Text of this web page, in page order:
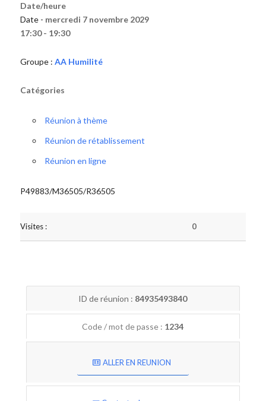
Date/heure
Date - mercredi 7 novembre 2029
17:30 - 19:30
Groupe : AA Humilité
Catégories
Réunion à thème
Réunion de rétablissement
Réunion en ligne
P49883/M36505/R36505
Visites : 0
ID de réunion : 84935493840
Code / mot de passe : 1234
ALLER EN REUNION